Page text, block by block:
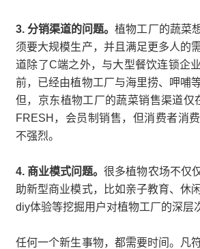
3. 分销渠道的问题。植物工厂的蔬菜
须要大规模生产，并且满足更多人的
道除了C端之外，与大型餐饮连锁企
前，已经由植物工厂与海里捞、呷哺
但，京东植物工厂的蔬菜销售渠道仅
FRESH，会员制销售，但消费者消
不强烈。
4. 商业模式问题。很多植物农场不仅
助新型商业模式，比如亲子教育、休
diy体验等挖掘用户对植物工厂的深层
任何一个新生事物，都需要时间。凡